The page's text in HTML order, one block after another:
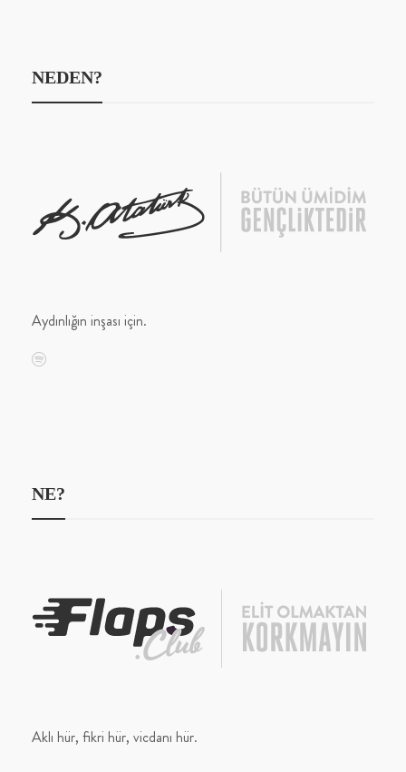
NEDEN?
Aydınlığın inşası için.
NE?
Aklı hür, fikri hür, vicdanı hür.